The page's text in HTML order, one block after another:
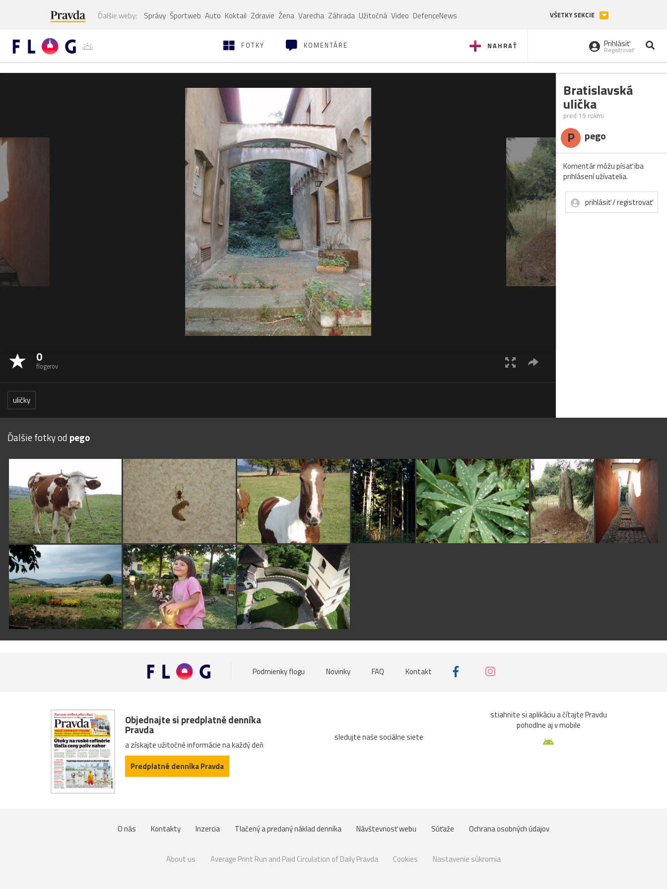
Ďalšie weby: Správy Športweb Auto Koktail Zdravie Žena Varecha Záhrada Užitočná Video DefenceNews VŠETKY SEKCIE
NAHRAŤ
FOTKY KOMENTÁRE Prihlásiť
Registrovať
0
flogerov
uličky
Bratislavská
ulička
pred 19 rokmi
P pego
Komentár môžu písať iba
prihlásení užívatelia.
prihlásiť / registrovať
Ďalšie fotky od pego
Podmienky flogu Novinky FAQ Kontakt
Objednajte si predplatné denníka
Pravda
a získajte užitočné informácie na každý deň
Predplatné denníka Pravda
sledujte naše sociálne siete
stiahnite si aplikáciu a čítajte Pravdu
pohodlne aj v mobile
O nás Kontakty Inzercia Tlačený a predaný náklad denníka Návštevnosť webu Súťaže Ochrana osobných údajov
About us Average Print Run and Paid Circulation of Daily Pravda Cookies Nastavenie súkromia